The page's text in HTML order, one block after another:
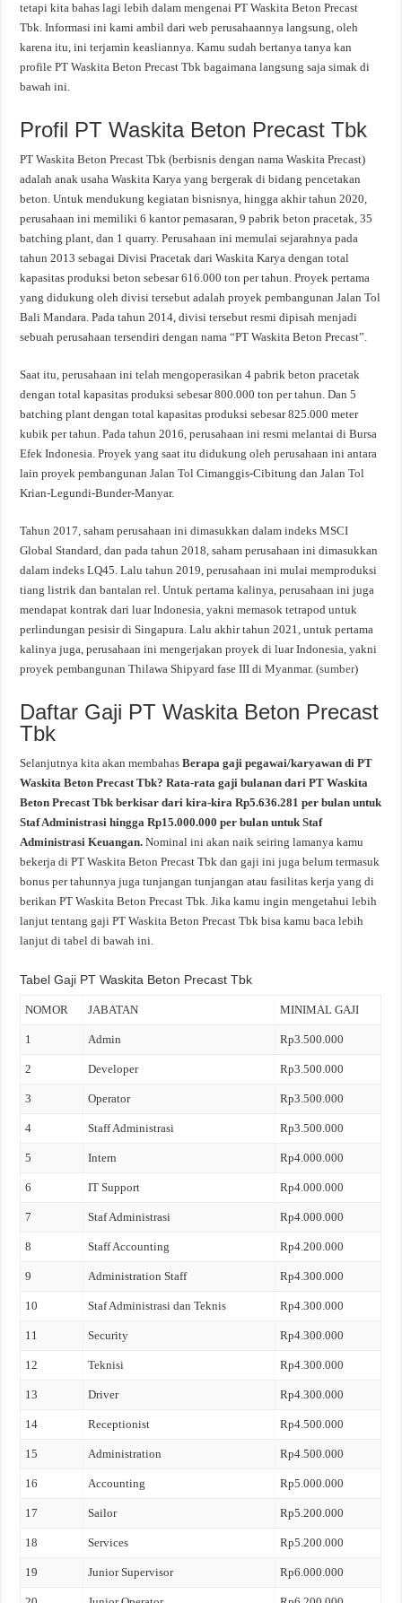
tetapi kita bahas lagi lebih dalam mengenai PT Waskita Beton Precast
Tbk. Informasi ini kami ambil dari web perusahaannya langsung, oleh
karena itu, ini terjamin keasliannya. Kamu sudah bertanya tanya kan
profile PT Waskita Beton Precast Tbk bagaimana langsung saja simak di
bawah ini.
Profil PT Waskita Beton Precast Tbk
PT Waskita Beton Precast Tbk (berbisnis dengan nama Waskita Precast)
adalah anak usaha Waskita Karya yang bergerak di bidang pencetakan
beton. Untuk mendukung kegiatan bisnisnya, hingga akhir tahun 2020,
perusahaan ini memiliki 6 kantor pemasaran, 9 pabrik beton pracetak, 35
batching plant, dan 1 quarry. Perusahaan ini memulai sejarahnya pada
tahun 2013 sebagai Divisi Pracetak dari Waskita Karya dengan total
kapasitas produksi beton sebesar 616.000 ton per tahun. Proyek pertama
yang didukung oleh divisi tersebut adalah proyek pembangunan Jalan Tol
Bali Mandara. Pada tahun 2014, divisi tersebut resmi dipisah menjadi
sebuah perusahaan tersendiri dengan nama “PT Waskita Beton Precast”.
Saat itu, perusahaan ini telah mengoperasikan 4 pabrik beton pracetak
dengan total kapasitas produksi sebesar 800.000 ton per tahun. Dan 5
batching plant dengan total kapasitas produksi sebesar 825.000 meter
kubik per tahun. Pada tahun 2016, perusahaan ini resmi melantai di Bursa
Efek Indonesia. Proyek yang saat itu didukung oleh perusahaan ini antara
lain proyek pembangunan Jalan Tol Cimanggis-Cibitung dan Jalan Tol
Krian-Legundi-Bunder-Manyar.
Tahun 2017, saham perusahaan ini dimasukkan dalam indeks MSCI
Global Standard, dan pada tahun 2018, saham perusahaan ini dimasukkan
dalam indeks LQ45. Lalu tahun 2019, perusahaan ini mulai memproduksi
tiang listrik dan bantalan rel. Untuk pertama kalinya, perusahaan ini juga
mendapat kontrak dari luar Indonesia, yakni memasok tetrapod untuk
perlindungan pesisir di Singapura. Lalu akhir tahun 2021, untuk pertama
kalinya juga, perusahaan ini mengerjakan proyek di luar Indonesia, yakni
proyek pembangunan Thilawa Shipyard fase III di Myanmar. (sumber)
Daftar Gaji PT Waskita Beton Precast
Tbk
Selanjutnya kita akan membahasBerapa gaji pegawai/karyawan di PT
Waskita Beton Precast Tbk? Rata-rata gaji bulanan dari PT Waskita
Beton Precast Tbk berkisar dari kira-kira Rp5.636.281 per bulan untuk
Staf Administrasi hingga Rp15.000.000 per bulan untuk Staf
Administrasi Keuangan.Nominal ini akan naik seiring lamanya kamu
bekerja di PT Waskita Beton Precast Tbk dan gaji ini juga belum termasuk
bonus per tahunnya juga tunjangan tunjangan atau fasilitas kerja yang di
berikan PT Waskita Beton Precast Tbk. Jika kamu ingin mengetahui lebih
lanjut tentang gaji PT Waskita Beton Precast Tbk bisa kamu baca lebih
lanjut di tabel di bawah ini.
Tabel Gaji PT Waskita Beton Precast Tbk
NOMOR JABATAN MINIMAL GAJI
1 Admin Rp3.500.000
2 Developer Rp3.500.000
3 Operator Rp3.500.000
4 Staff Administrasi Rp3.500.000
5 Intern Rp4.000.000
6 IT Support Rp4.000.000
7 Staf Administrasi Rp4.000.000
8 Staff Accounting Rp4.200.000
9 Administration Staff Rp4.300.000
10 Staf Administrasi dan Teknis Rp4.300.000
11 Security Rp4.300.000
12 Teknisi Rp4.300.000
13 Driver Rp4.300.000
14 Receptionist Rp4.500.000
15 Administration Rp4.500.000
16 Accounting Rp5.000.000
17 Sailor Rp5.200.000
18 Services Rp5.200.000
19 Junior Supervisor Rp6.000.000